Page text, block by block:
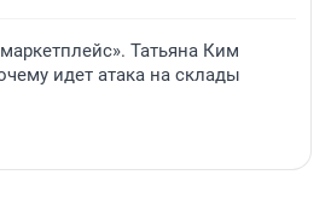
Татьяна Ким
идет атака на склады